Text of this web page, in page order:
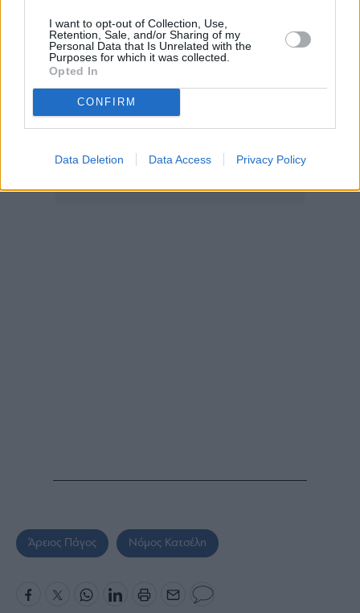
I want to opt-out of Collection, Use,
Retention, Sale, and/or Sharing of my
Personal Data that Is Unrelated with the
Purposes for which it was collected.
Opted In
CONFIRM
Data Deletion Data Access Privacy Policy
Άρειος Πάγος Νόμος Κατσέλη